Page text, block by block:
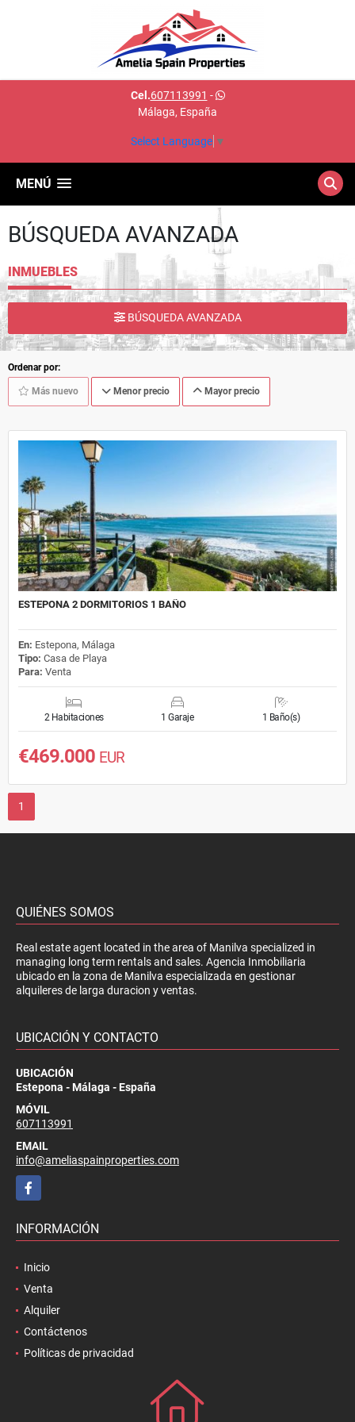
Cel.607113991 -
Málaga, España
Select Language ▼
MENÚ
BÚSQUEDA AVANZADA
INMUEBLES
BÚSQUEDA AVANZADA
Ordenar por:
Más nuevo Menor precio Mayor precio
ESTEPONA 2 DORMITORIOS 1 BAÑO
En: Estepona, Málaga
Tipo: Casa de Playa
Para: Venta
2 Habitaciones 1 Garaje 1 Baño(s)
€469.000 EUR
1
QUIÉNES SOMOS
Real estate agent located in the area of Manilva specialized in
managing long term rentals and sales. Agencia Inmobiliaria
ubicado en la zona de Manilva especializada en gestionar
alquileres de larga duracion y ventas.
UBICACIÓN Y CONTACTO
UBICACIÓN
Estepona - Málaga - España
MÓVIL
607113991
EMAIL
info@ameliaspainproperties.com
Facebook
INFORMACIÓN
Inicio
Venta
Alquiler
Contáctenos
Políticas de privacidad